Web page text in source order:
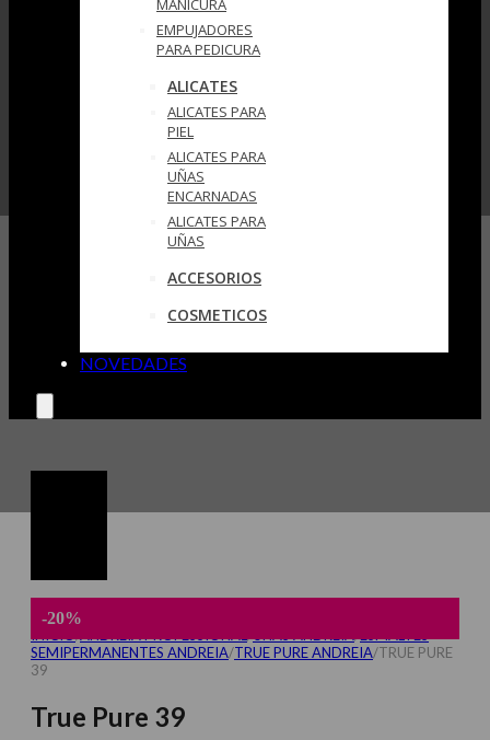
MANICURA
EMPUJADORES
PARA PEDICURA
ALICATES
ALICATES PARA
PIEL
ALICATES PARA
UÑAS
ENCARNADAS
ALICATES PARA
UÑAS
ACCESORIOS
COSMETICOS
NOVEDADES
-20%
SEMIPERMANENTES ANDREIA/TRUE PURE ANDREIA/TRUE PURE
39
True Pure 39